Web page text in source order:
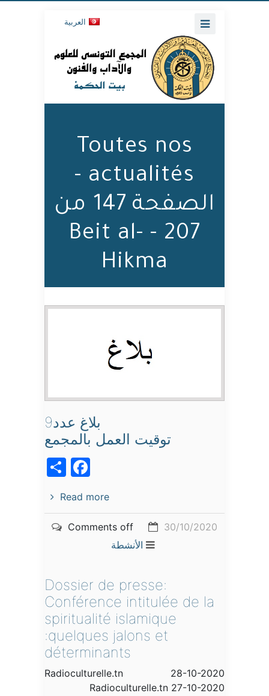
العربية
Toutes nos
actualités -
الصفحة 147 من
207 - Beit al-
Hikma
بلاغ عدد9
توقيت العمل بالمجمع
Read more
30/10/2020
Comments off
الأنشطة
Dossier de presse:
Conférence intitulée de la
spiritualité islamique
:quelques jalons et
déterminants
Radioculturelle.tn 28-10-2020
Radioculturelle.tn 27-10-2020